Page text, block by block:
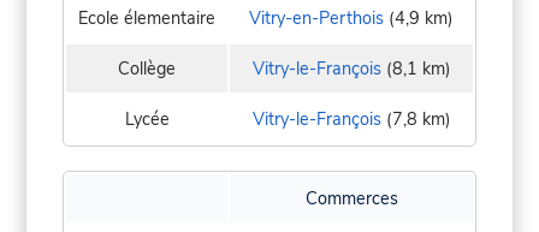
Ecole élementaire Vitry-en-Perthois (4,9 km)
Collège Vitry-le-François(8,1 km)
Lycée Vitry-le-François(7,8 km)
Commerces